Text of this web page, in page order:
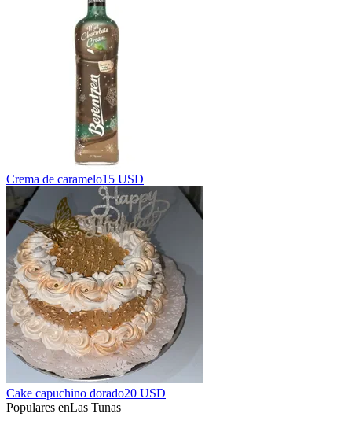
Crema de caramelo15 USD
Cake capuchino dorado20 USD
Populares enLas Tunas